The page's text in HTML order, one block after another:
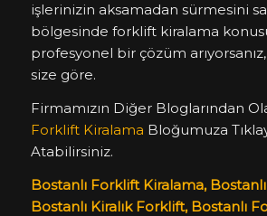
işlerinizin aksamadan sürmesini
bölgesinde forklift kiralama
profesyonel bir çözüm
size göre.
Firmamızın Diğer Bloglarından
Forklift Kiralama Bloğumuza
Atabilirsiniz.
Bostanlı Forklift Kiralama,
Bostanlı Kiralık Forklift, Bostanlı